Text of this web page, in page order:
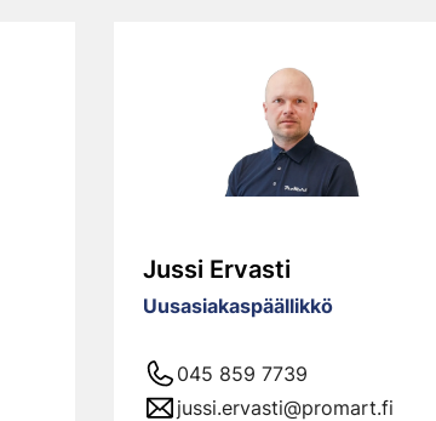
Jussi Ervasti
Uusasiakaspäällikkö
045 859 7739
jussi.ervasti@promart.fi